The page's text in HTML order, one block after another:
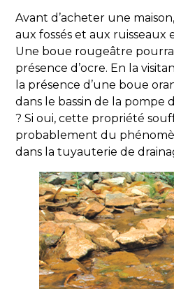
Avant d’acheter une
aux fossés et aux ruisseaux
Une boue rougeâtre
présence d’ocre. En la
la présence d’une boue
dans le bassin de la pompe
? Si oui, cette propriété
probablement du
dans la tuyauterie de